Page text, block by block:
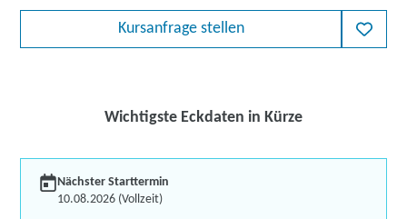
Kursanfrage stellen
Wichtigste Eckdaten in Kürze
Nächster Starttermin
10.08.2026 (Vollzeit)